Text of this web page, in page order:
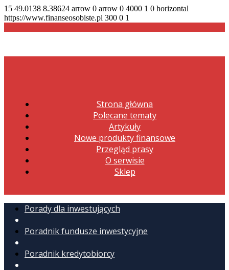
15 49.0138 8.38624 arrow 0 arrow 0 4000 1 0 horizontal
https://www.finanseosobiste.pl 300 0 1
Strona główna
Polecane tematy
Artykuły
Nowe produkty finansowe
Przegląd prasy
O serwisie
Sklep
Porady dla inwestujących
Poradnik fundusze inwestycyjne
Poradnik kredytobiorcy